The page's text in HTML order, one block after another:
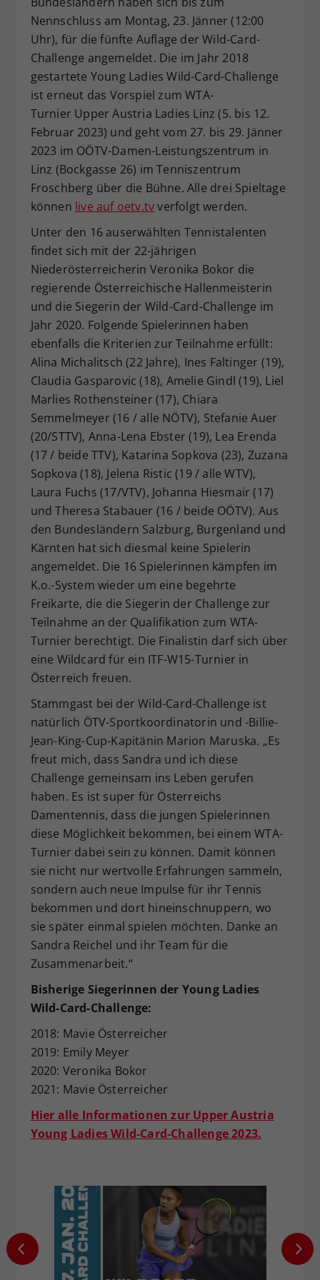
Nennschluss am Montag, 23. Jänner (12:00
Uhr), für die fünfte Auflage der Wild-Card-
Challenge angemeldet. Die im Jahr 2018
gestartete Young Ladies Wild-Card-Challenge
ist erneut das Vorspiel zum WTA-
Turnier Upper Austria Ladies Linz (5. bis 12.
Februar 2023) und geht vom 27. bis 29. Jänner
2023 im OÖTV-Damen-Leistungszentrum in
Linz (Bockgasse 26) im Tenniszentrum
Froschberg über die Bühne. Alle drei Spieltage
können live auf oetv.tvverfolgt werden.
Unter den 16 auserwählten Tennistalenten
findet sich mit der 22-jährigen
Niederösterreicherin Veronika Bokor die
regierende Österreichische Hallenmeisterin
und die Siegerin der Wild-Card-Challenge im
Jahr 2020. Folgende Spielerinnen haben
ebenfalls die Kriterien zur Teilnahme erfüllt:
Alina Michalitsch (22 Jahre), Ines Faltinger (19),
Claudia Gasparovic (18), Amelie Gindl (19), Liel
Marlies Rothensteiner (17), Chiara
Semmelmeyer (16 / alle NÖTV), Stefanie Auer
(20/STTV), Anna-Lena Ebster (19), Lea Erenda
(17 / beide TTV), Katarina Sopkova (23), Zuzana
Sopkova (18), Jelena Ristic (19 / alle WTV),
Laura Fuchs (17/VTV), Johanna Hiesmair (17)
und Theresa Stabauer (16 / beide OÖTV). Aus
den Bundesländern Salzburg, Burgenland und
Kärnten hat sich diesmal keine Spielerin
angemeldet. Die 16 Spielerinnen kämpfen im
K.o.-System wieder um eine begehrte
Freikarte, die die Siegerin der Challenge zur
Teilnahme an der Qualifikation zum WTA-
Turnier berechtigt. Die Finalistin darf sich über
eine Wildcard für ein ITF-W15-Turnier in
Österreich freuen.
Stammgast bei der Wild-Card-Challenge ist
natürlich ÖTV-Sportkoordinatorin und -Billie-
Jean-King-Cup-Kapitänin Marion Maruska. „Es
freut mich, dass Sandra und ich diese
Challenge gemeinsam ins Leben gerufen
haben. Es ist super für Österreichs
Damentennis, dass die jungen Spielerinnen
diese Möglichkeit bekommen, bei einem WTA-
Turnier dabei sein zu können. Damit können
sie nicht nur wertvolle Erfahrungen sammeln,
sondern auch neue Impulse für ihr Tennis
bekommen und dort hineinschnuppern, wo
sie später einmal spielen möchten. Danke an
Sandra Reichel und ihr Team für die
Zusammenarbeit.“
Bisherige Siegerinnen der Young Ladies
Wild-Card-Challenge:
2018: Mavie Österreicher
2019: Emily Meyer
2020: Veronika Bokor
2021: Mavie Österreicher
Hier alle Informationen zur Upper Austria
Young Ladies Wild-Card-Challenge 2023.
Zweck
Dieser Wert speichert Ihre Consent-
Einstellungen. Unter anderem eine
zufällig generierte ID, für die
historische Speicherung Ihrer
vorgenommen Einstellungen, falls der
Webseiten-Betreiber dies eingestellt
hat.